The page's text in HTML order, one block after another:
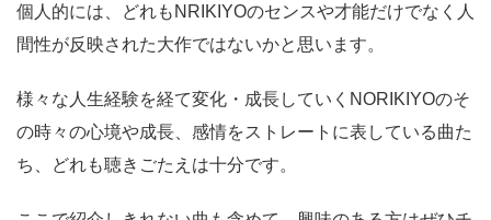
個人的には、どれもNRIKIYOのセンスや才能だけでなく人
間性が反映された大作ではないかと思います。
様々な人生経験を経て変化・成長していくNORIKIYOのそ
の時々の心境や成長、感情をストレートに表している曲た
ち、どれも聴きごたえは十分です。